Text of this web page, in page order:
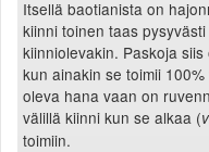
Itsellä baotianista on
kiinni toinen taas
kiinniolevakin. Paskoja
kun ainakin se toimii
oleva hana vaan on
välillä kiinni kun se alkaa (
toimiin.